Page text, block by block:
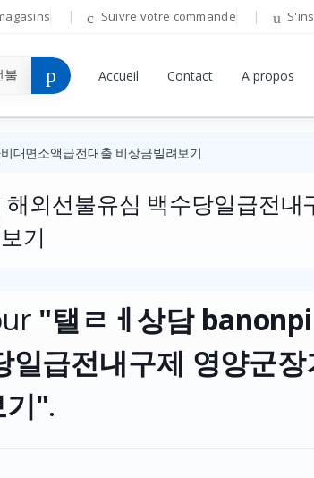
Suivre votre commande
Accueil Contact A propos
대면소액급전대출 비상금빌려보기
외선불유심 백수당일급전내
기
"탤ㄹㅔ상담
급전내구제 영양군
기".